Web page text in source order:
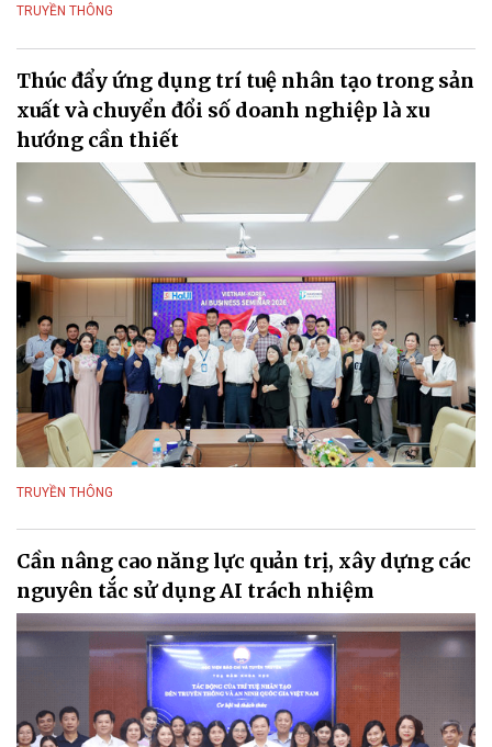
TRUYỀN THÔNG
Thúc đẩy ứng dụng trí tuệ nhân tạo trong sản
xuất và chuyển đổi số doanh nghiệp là xu
hướng cần thiết
TRUYỀN THÔNG
Cần nâng cao năng lực quản trị, xây dựng các
nguyên tắc sử dụng AI trách nhiệm